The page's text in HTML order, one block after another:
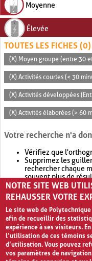
Moyenne
Élevée
TOUTES LES FICHES (0)
(X) Moyen groupe (entre 30
(X) Activités courtes (< 30
(X) Activités développées
(X) Activités élaborées (> 60
Votre recherche n'a
Vérifiez que
Supprimez les
rechercher chaque
souvent plus de
Envisagez d'élargir
retournera souvent
NOTRE SITE WEB
REHAUSSER VOTRE
Le site web de
afin de recueillir des
expérience à ses visiteurs.
l’utilisation de ces témoins
d’utilisation. Vous pouvez
vos paramètres de